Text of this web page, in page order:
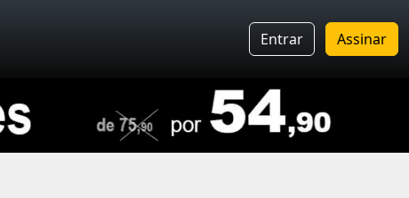
Entrar Assinar